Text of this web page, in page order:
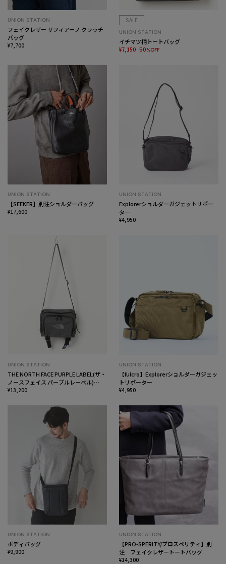
UNION STATION
フェイクレザー サフィアーノ クラッチ
バッグ
¥7,700
SALE
UNION STATION
イチマツ柄トートバッグ
¥7,150 50%OFF
UNION STATION
【SEEKER】別注ショルダーバッグ
¥17,600
UNION STATION
Explorerショルダーガジェットリポー
ター
¥4,950
UNION STATION
THE NORTH FACE PURPLE LABEL(ザ・
ノースフェイス パープルレーベル)
CORDURA ナイロン ショルダーバッグ
¥13,200
UNION STATION
【fulcro】Explorerショルダーガジェッ
トリポーター
¥4,950
UNION STATION
ボディバッグ
¥9,900
UNION STATION
【PRO-SPERITY/プロスペリティ】別
注 フェイクレザートートバッグ
¥14,300